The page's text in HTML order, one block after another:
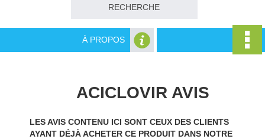
À PROPOS
ACICLOVIR AVIS
LES AVIS CONTENU ICI SONT CEUX DES CLIENTS
AYANT DÉJÀ ACHETER CE PRODUIT DANS NOTRE